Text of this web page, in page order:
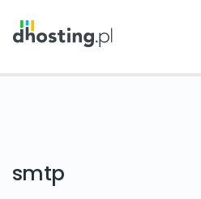
smtp